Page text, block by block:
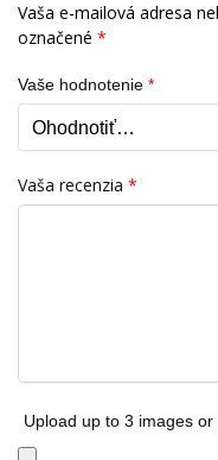
Vaša e-mailová adresa
označené *
Vaše hodnotenie *
Vaša recenzia *
Upload up to 3 images or